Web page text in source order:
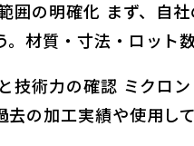
囲の明確化 まず、自
。材質・寸法・ロット
技術力の確認 ミクロ
去の加工実績や使用し